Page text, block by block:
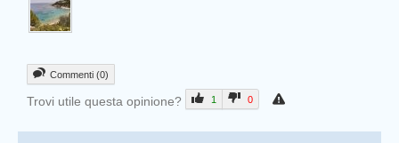
Commenti (0)
Trovi utile questa opinione? 1 0